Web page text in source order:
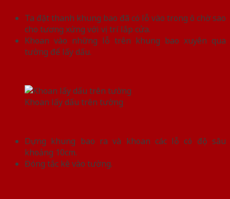
Ta đặt thanh khung bao đã có lỗ vào trong ô chờ sao
cho tương xứng với vị trí lắp cửa.
Khoan vào những lỗ trên khung bao xuyên qua
tường để lấy dấu.
Khoan lấy dấu trên tường
Dựng khung bao ra và khoan các lỗ có độ sâu
khoảng 10cm.
Đóng tắc kê vào tường.